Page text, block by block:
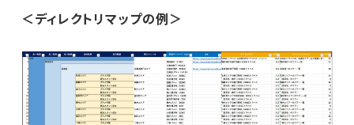
＜ディレクトリマップの例＞